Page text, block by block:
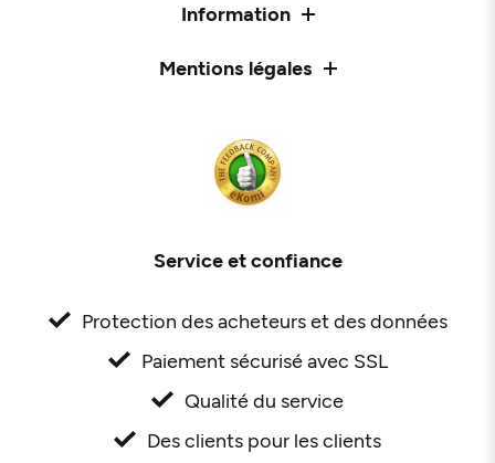
Information
Mentions légales
Service et confiance
Protection des acheteurs et des données
Paiement sécurisé avec SSL
Qualité du service
Des clients pour les clients